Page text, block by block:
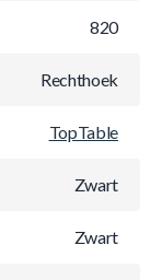
820
Rechthoek
TopTable
Zwart
Zwart